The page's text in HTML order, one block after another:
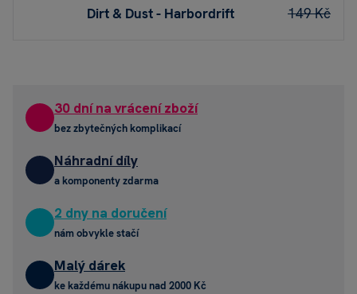
Dirt & Dust - Harbordrift
149 Kč
30 dní na vrácení zboží
bez zbytečných komplikací
Náhradní díly
a komponenty zdarma
2 dny na doručení
nám obvykle stačí
Malý dárek
ke každému nákupu nad 2000 Kč